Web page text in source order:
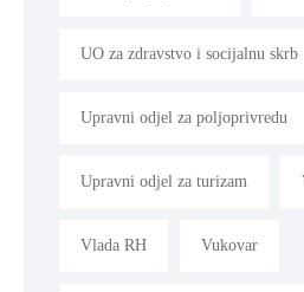
UO za zdravstvo i socijalnu skrb
Upravni odjel za poljoprivredu
Upravni odjel za turizam
Vlada RH Vukovar